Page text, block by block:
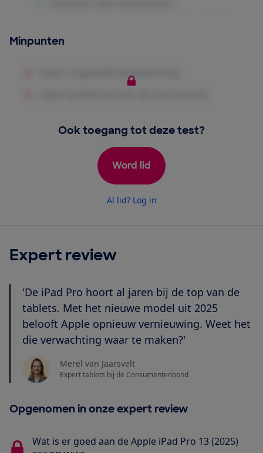
Minpunten
Ook toegang tot deze test?
Word lid
Al lid? Log in
Expert review
'De iPad Pro hoort al jaren bij de top van de
tablets. Met het nieuwe model uit 2025
belooft Apple opnieuw vernieuwing. Weet het
die verwachting waar te maken?'
Merel van Jaarsvelt
Expert tablets bij de Consumentenbond
Opgenomen in onze expert review
Wat is er goed aan de Apple iPad Pro 13 (2025)